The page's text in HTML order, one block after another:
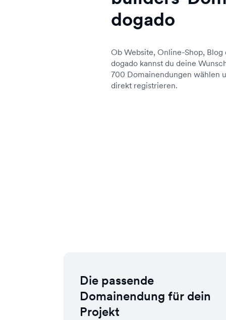
dogado
Ob Website, Online-Shop,
dogado kannst du deine
700 Domainendungen wählen
direkt registrieren.
Die passende
Domainendung für dein
Projekt